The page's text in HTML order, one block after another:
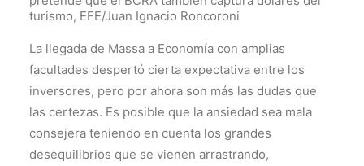
turismo, EFE/Juan Ignacio Roncoroni
La llegada de Massa a Economía con amplias
facultades despertó cierta expectativa entre los
inversores, pero por ahora son más las dudas que
las certezas. Es posible que la ansiedad sea mala
consejera teniendo en cuenta los grandes
desequilibrios que se vienen arrastrando,